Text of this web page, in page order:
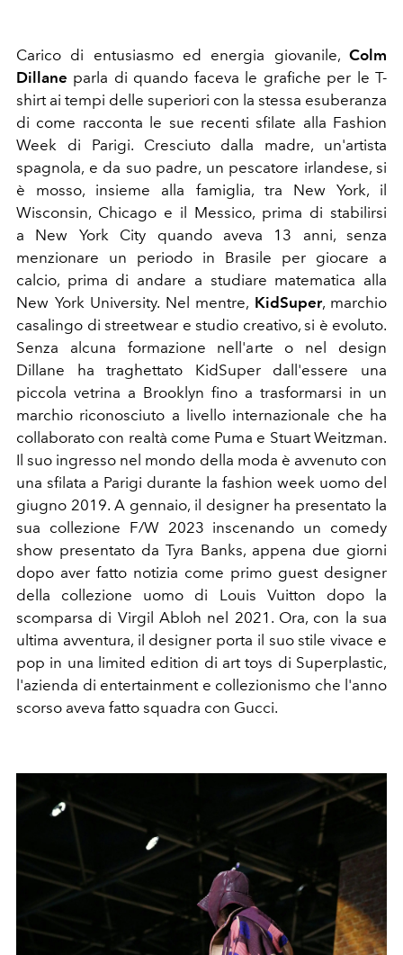
Carico di entusiasmo ed energia giovanile, Colm
Dillane parla di quando faceva le grafiche per le T-
shirt ai tempi delle superiori con la stessa esuberanza
di come racconta le sue recenti sfilate alla Fashion
Week di Parigi. Cresciuto dalla madre, un'artista
spagnola, e da suo padre, un pescatore irlandese, si
è mosso, insieme alla famiglia, tra New York, il
Wisconsin, Chicago e il Messico, prima di stabilirsi
a New York City quando aveva 13 anni, senza
menzionare un periodo in Brasile per giocare a
calcio, prima di andare a studiare matematica alla
New York University. Nel mentre, KidSuper, marchio
casalingo di streetwear e studio creativo, si è evoluto.
Senza alcuna formazione nell'arte o nel design
Dillane ha traghettato KidSuper dall'essere una
piccola vetrina a Brooklyn fino a trasformarsi in un
marchio riconosciuto a livello internazionale che ha
collaborato con realtà come Puma e Stuart Weitzman.
Il suo ingresso nel mondo della moda è avvenuto con
una sfilata a Parigi durante la fashion week uomo del
giugno 2019. A gennaio, il designer ha presentato la
sua collezione F/W 2023 inscenando un comedy
show presentato da Tyra Banks, appena due giorni
dopo aver fatto notizia come primo guest designer
della collezione uomo di Louis Vuitton dopo la
scomparsa di Virgil Abloh nel 2021. Ora, con la sua
ultima avventura, il designer porta il suo stile vivace e
pop in una limited edition di art toys di Superplastic,
l'azienda di entertainment e collezionismo che l'anno
scorso aveva fatto squadra con Gucci.